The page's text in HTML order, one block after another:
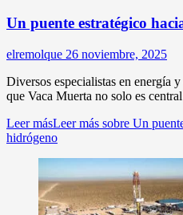
Un puente estratégico
elremolque 26 noviembre, 2025
Diversos especialistas en energía
que Vaca Muerta no solo es
Leer másLeer más sobre Un
hidrógeno